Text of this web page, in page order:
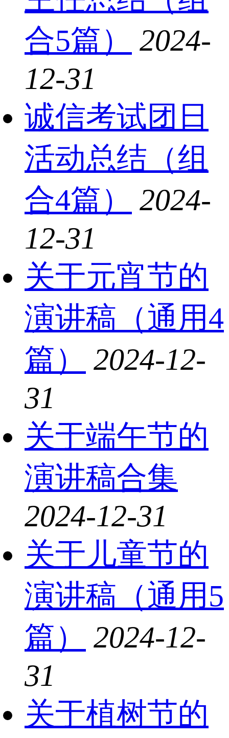
合5篇）
2024-
12-31
诚信考试团日
活动总结（组
合4篇）
2024-
12-31
关于元宵节的
演讲稿（通用4
篇）
2024-12-
31
关于端午节的
演讲稿合集
2024-12-31
关于儿童节的
演讲稿（通用5
篇）
2024-12-
31
关于植树节的